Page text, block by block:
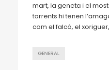
mart, la geneta i el
torrents hi tenen
com el falcó, el
GENERAL